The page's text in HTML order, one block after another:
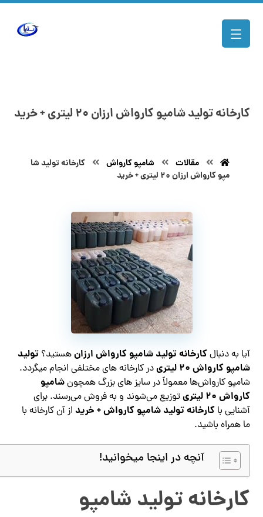
کارخانه تولید شامپو کارواش ارزان ۲۰ لیتری + خرید
مقالات شامپو کارواش
کارخانه تولید شا
مپو کارواش ارزان ۲۰ لیتری + خرید
آیا به دنبالکارخانه تولید شامپو کارواش ارزانهستید؟تولید
شامپو کارواش ۲۰ لیتری
در کارخانه های مختلفی انجام میگردد.
شامپو کارواش‌ها معمولاً در سایز های بزرگ همچونشامپو
کارواش ۲۰ لیتری
توزیع می‌شوند و به فروش می‌رسند. برای
آشنایی باکارخانه تولید شامپو کارواش + خرید از آن کارخانه با
ما همراه باشید.
آنچه در اینجا میخوانید!
کارخانه تولید شامپو